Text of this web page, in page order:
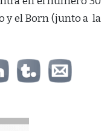
y el Born (junto a la